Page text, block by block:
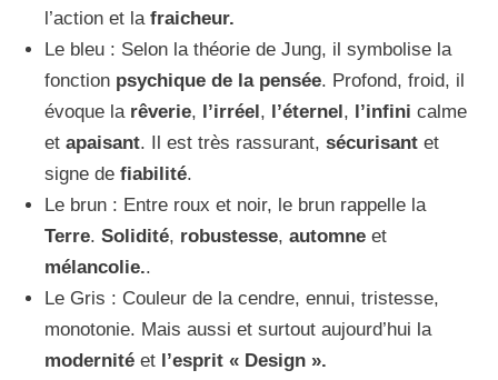
l’action et la fraicheur.
Le bleu : Selon la théorie de Jung, il symbolise la
fonction psychique de la pensée. Profond, froid, il
évoque la rêverie, l’irréel, l’éternel, l’infini calme
et apaisant. Il est très rassurant, sécurisant et
signe de fiabilité.
Le brun : Entre roux et noir, le brun rappelle la
Terre. Solidité, robustesse, automne et
mélancolie..
Le Gris : Couleur de la cendre, ennui, tristesse,
monotonie. Mais aussi et surtout aujourd’hui la
modernité et l’esprit « Design ».